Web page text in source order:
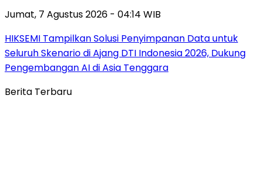
Jumat, 7 Agustus 2026 - 04:14 WIB
HIKSEMI Tampilkan Solusi Penyimpanan Data untuk
Seluruh Skenario di Ajang DTI Indonesia 2026, Dukung
Pengembangan AI di Asia Tenggara
Berita Terbaru